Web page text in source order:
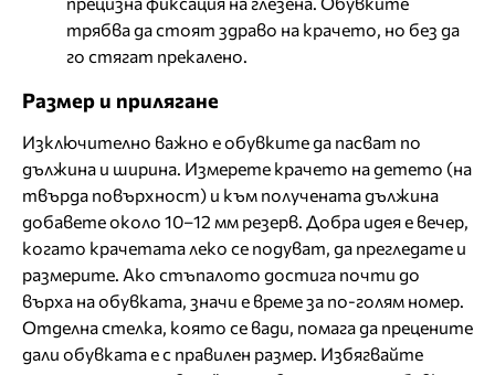
трябва да стоят здраво на крачето, но без да
го стягат прекалено.
Размер и прилягане
Изключително важно е обувките да пасват по
дължина и ширина. Измерете крачето на детето (на
твърда повърхност) и към получената дължина
добавете около 10–12 мм резерв. Добра идея е вечер,
когато крачетата леко се подуват, да прегледате и
размерите. Ако стъпалото достига почти до
върха на обувката, значи е време за по-голям номер.
Отделна стелка, която се вади, помага да прецените
дали обувката е с правилен размер. Избягвайте